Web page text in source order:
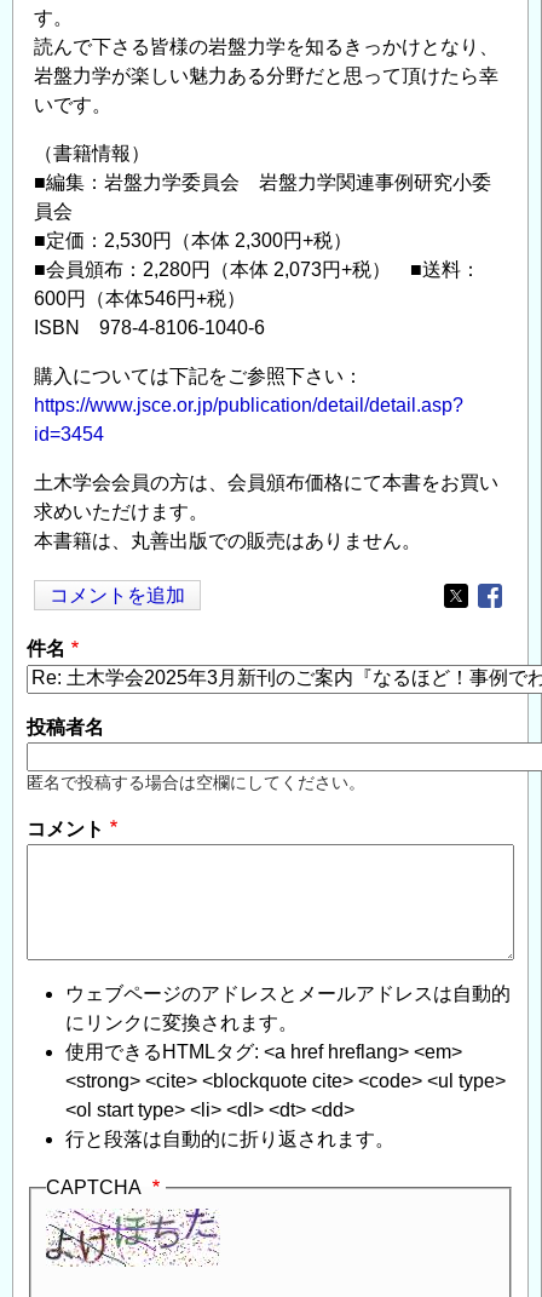
す。
読んで下さる皆様の岩盤力学を知るきっかけとなり、
岩盤力学が楽しい魅力ある分野だと思って頂けたら幸
いです。
（書籍情報）
■編集：岩盤力学委員会 岩盤力学関連事例研究小委
員会
■定価：2,530円（本体 2,300円+税）
■会員頒布：2,280円（本体 2,073円+税） ■送料：
600円（本体546円+税）
ISBN 978-4-8106-1040-6
購入については下記をご参照下さい：
https://www.jsce.or.jp/publication/detail/detail.asp?
id=3454
土木学会会員の方は、会員頒布価格にて本書をお買い
求めいただけます。
本書籍は、丸善出版での販売はありません。
コメントを追加
Opens in
件名
投稿者名
匿名で投稿する場合は空欄にしてください。
コメント
ウェブページのアドレスとメールアドレスは自動的
にリンクに変換されます。
使用できるHTMLタグ: <a href hreflang> <em>
<strong> <cite> <blockquote cite> <code> <ul type>
<ol start type> <li> <dl> <dt> <dd>
行と段落は自動的に折り返されます。
CAPTCHA